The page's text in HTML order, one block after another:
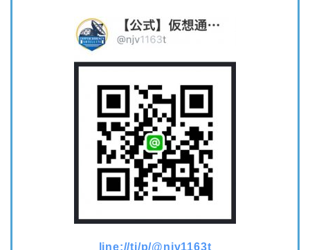
line://ti/p/@njv1163t